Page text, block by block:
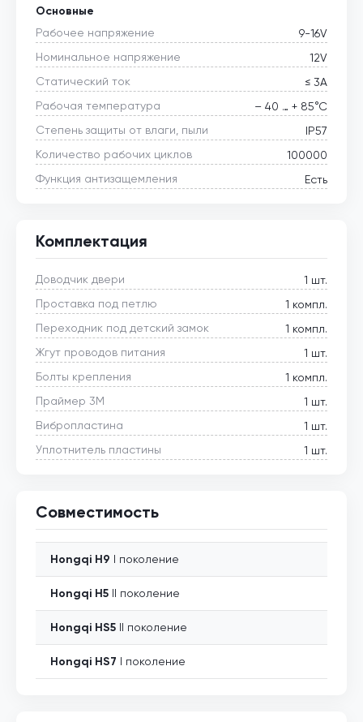
Основные
Рабочее напряжение
9-16V
Номинальное напряжение
12V
Статический ток
≤ 3А
Рабочая температура
– 40 … + 85°С
Степень защиты от влаги, пыли
IP57
Количество рабочих циклов
100000
Функция антизащемления
Есть
Комплектация
Доводчик двери
1 шт.
Проставка под петлю
1 компл.
Переходник под детский замок
1 компл.
Жгут проводов питания
1 шт.
Болты крепления
1 компл.
Праймер 3М
1 шт.
Вибропластина
1 шт.
Уплотнитель пластины
1 шт.
Совместимость
Hongqi H9 I поколение
Hongqi H5 II поколение
Hongqi HS5 II поколение
Hongqi HS7 I поколение